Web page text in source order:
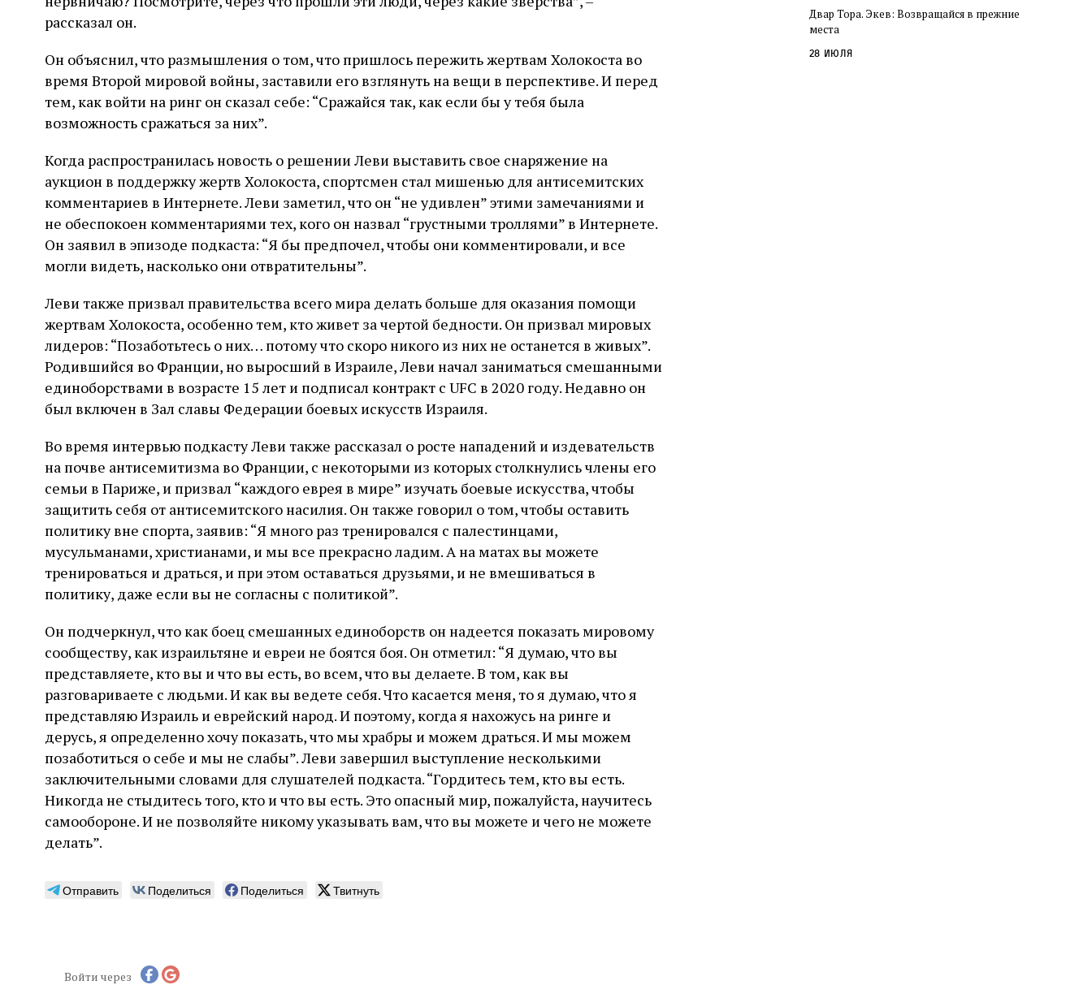
рассказал он.
Он объяснил, что размышления о том, что пришлось пережить жертвам Холокоста во
время Второй мировой войны, заставили его взглянуть на вещи в перспективе. И перед
тем, как войти на ринг он сказал себе: “Сражайся так, как если бы у тебя была
возможность сражаться за них”.
Когда распространилась новость о решении Леви выставить свое снаряжение на
аукцион в поддержку жертв Холокоста, спортсмен стал мишенью для антисемитских
комментариев в Интернете. Леви заметил, что он “не удивлен” этими замечаниями и
не обеспокоен комментариями тех, кого он назвал “грустными троллями” в Интернете.
Он заявил в эпизоде подкаста: “Я бы предпочел, чтобы они комментировали, и все
могли видеть, насколько они отвратительны”.
Леви также призвал правительства всего мира делать больше для оказания помощи
жертвам Холокоста, особенно тем, кто живет за чертой бедности. Он призвал мировых
лидеров: “Позаботьтесь о них… потому что скоро никого из них не останется в живых”.
Родившийся во Франции, но выросший в Израиле, Леви начал заниматься смешанными
единоборствами в возрасте 15 лет и подписал контракт с UFC в 2020 году. Недавно он
был включен в Зал славы Федерации боевых искусств Израиля.
Во время интервью подкасту Леви также рассказал о росте нападений и издевательств
на почве антисемитизма во Франции, с некоторыми из которых столкнулись члены его
семьи в Париже, и призвал “каждого еврея в мире” изучать боевые искусства, чтобы
защитить себя от антисемитского насилия. Он также говорил о том, чтобы оставить
политику вне спорта, заявив: “Я много раз тренировался с палестинцами,
мусульманами, христианами, и мы все прекрасно ладим. А на матах вы можете
тренироваться и драться, и при этом оставаться друзьями, и не вмешиваться в
политику, даже если вы не согласны с политикой”.
Он подчеркнул, что как боец смешанных единоборств он надеется показать мировому
сообществу, как израильтяне и евреи не боятся боя. Он отметил: “Я думаю, что вы
представляете, кто вы и что вы есть, во всем, что вы делаете. В том, как вы
разговариваете с людьми. И как вы ведете себя. Что касается меня, то я думаю, что я
представляю Израиль и еврейский народ. И поэтому, когда я нахожусь на ринге и
дерусь, я определенно хочу показать, что мы храбры и можем драться. И мы можем
позаботиться о себе и мы не слабы”. Леви завершил выступление несколькими
заключительными словами для слушателей подкаста. “Гордитесь тем, кто вы есть.
Никогда не стыдитесь того, кто и что вы есть. Это опасный мир, пожалуйста, научитесь
самообороне. И не позволяйте никому указывать вам, что вы можете и чего не можете
делать”.
Отправить Поделиться Поделиться Твитнуть
Войти через
слово в переводе Библии
Двар Тора. Экев: Возвращайся в прежние
места
28 июля